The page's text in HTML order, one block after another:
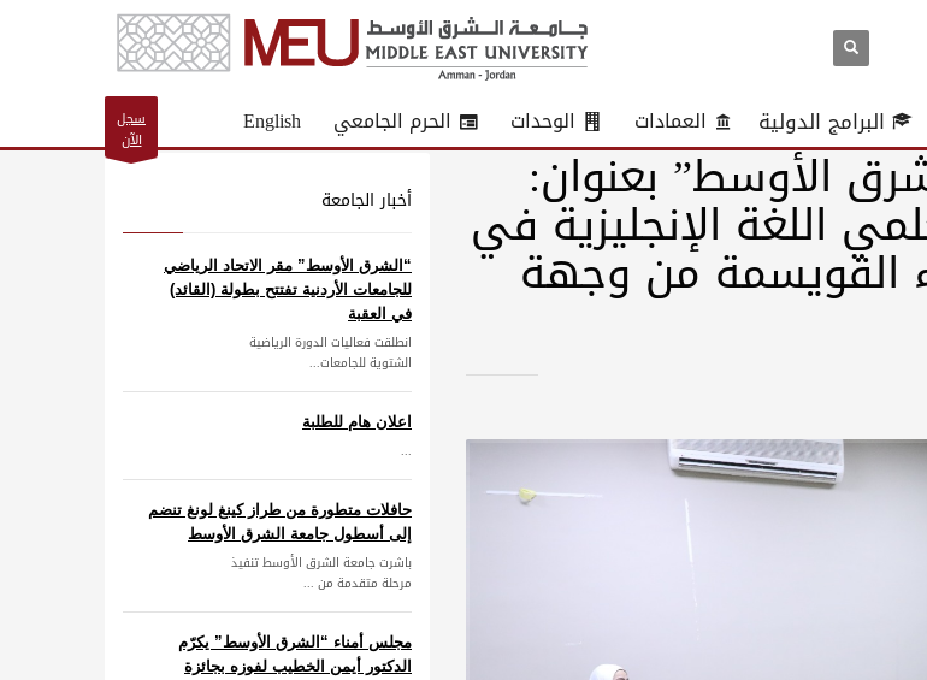
البرامج الدولية العمادات الوحدات الحرم الجامعي English
سجل
الآن
الأوسط” بعنوان:
اللغة الإنجليزية في
القويسمة من وجهة
أخبار الجامعة
“الشرق الأوسط” مقر الاتحاد الرياضي
للجامعات الأردنية تفتتح بطولة (القائد)
في العقبة
انطلقت فعاليات الدورة الرياضية
الشتوية للجامعات...
اعلان هام للطلبة
...
حافلات متطورة من طراز كينغ لونغ تنضم
إلى أسطول جامعة الشرق الأوسط
باشرت جامعة الشرق الأوسط تنفيذ
مرحلة متقدمة من ...
مجلس أمناء “الشرق الأوسط” يكرّم
الدكتور أيمن الخطيب لفوزه بجائزة